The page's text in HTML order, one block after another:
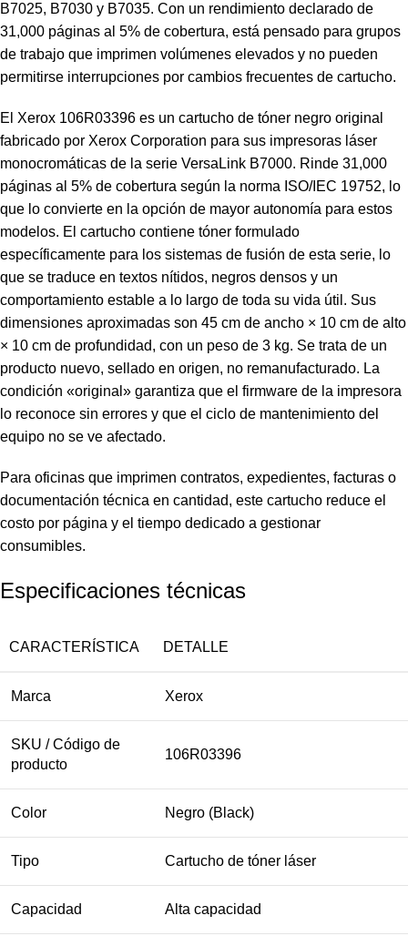
B7025, B7030 y B7035. Con un rendimiento declarado de
31,000 páginas al 5% de cobertura, está pensado para grupos
de trabajo que imprimen volúmenes elevados y no pueden
permitirse interrupciones por cambios frecuentes de cartucho.
El Xerox 106R03396 es un cartucho de tóner negro original
fabricado por Xerox Corporation para sus impresoras láser
monocromáticas de la serie VersaLink B7000. Rinde 31,000
páginas al 5% de cobertura según la norma ISO/IEC 19752, lo
que lo convierte en la opción de mayor autonomía para estos
modelos. El cartucho contiene tóner formulado
específicamente para los sistemas de fusión de esta serie, lo
que se traduce en textos nítidos, negros densos y un
comportamiento estable a lo largo de toda su vida útil. Sus
dimensiones aproximadas son 45 cm de ancho × 10 cm de alto
× 10 cm de profundidad, con un peso de 3 kg. Se trata de un
producto nuevo, sellado en origen, no remanufacturado. La
condición «original» garantiza que el firmware de la impresora
lo reconoce sin errores y que el ciclo de mantenimiento del
equipo no se ve afectado.
Para oficinas que imprimen contratos, expedientes, facturas o
documentación técnica en cantidad, este cartucho reduce el
costo por página y el tiempo dedicado a gestionar
consumibles.
Especificaciones técnicas
CARACTERÍSTICA DETALLE
Marca Xerox
SKU / Código de
producto
106R03396
Color Negro (Black)
Tipo Cartucho de tóner láser
Capacidad Alta capacidad